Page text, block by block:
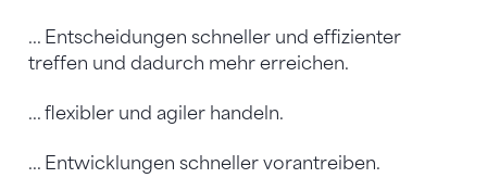
... Entscheidungen schneller und effizienter
treffen und dadurch mehr erreichen.
... flexibler und agiler handeln.
... Entwicklungen schneller vorantreiben.